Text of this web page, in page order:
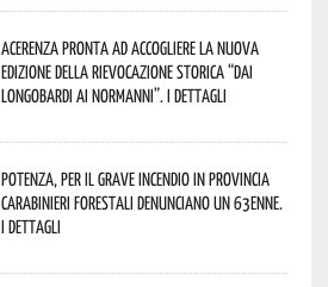
Acerenza pronta ad accogliere la nuova
edizione della rievocazione storica “Dai
Longobardi ai Normanni”. I dettagli
Potenza, per il grave incendio in Provincia
Carabinieri forestali denunciano un 63enne.
I dettagli